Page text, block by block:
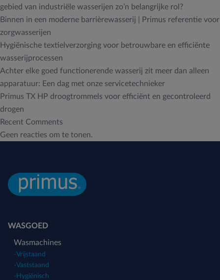
gebied van industriële wasserijen zo’n belangrijke rol?
Binnen in een moderne barrièrewasserij | Primus referentie voor
zorgwasserijen
Hygiënische textielverzorging voor betrouwbare en efficiënte
wasserijprocessen
Achter elke goed functionerende wasserij zit meer dan alleen
apparatuur: Een dag met onze servicetechnieker
Primus TX HP droogtrommels voor efficiënt en gecontroleerd
drogen
Recent Comments
Geen reacties om te tonen.
WASGOED
Wasmachines
-Vrijstaand
-Vaststaand
- Hygiënisch